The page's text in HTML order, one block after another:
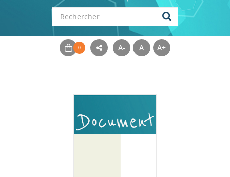
A- A A+